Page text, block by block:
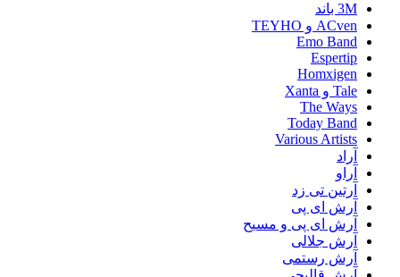
3M باند
ACven و TEYHO
Emo Band
Espertip
Homxigen
Tale و Xanta
The Ways
Today Band
Various Artists
آراد
آراو
آرتین تی زد
آرش ای پی
آرش ای پی و مسیح
آرش جلالی
آرش رستمی